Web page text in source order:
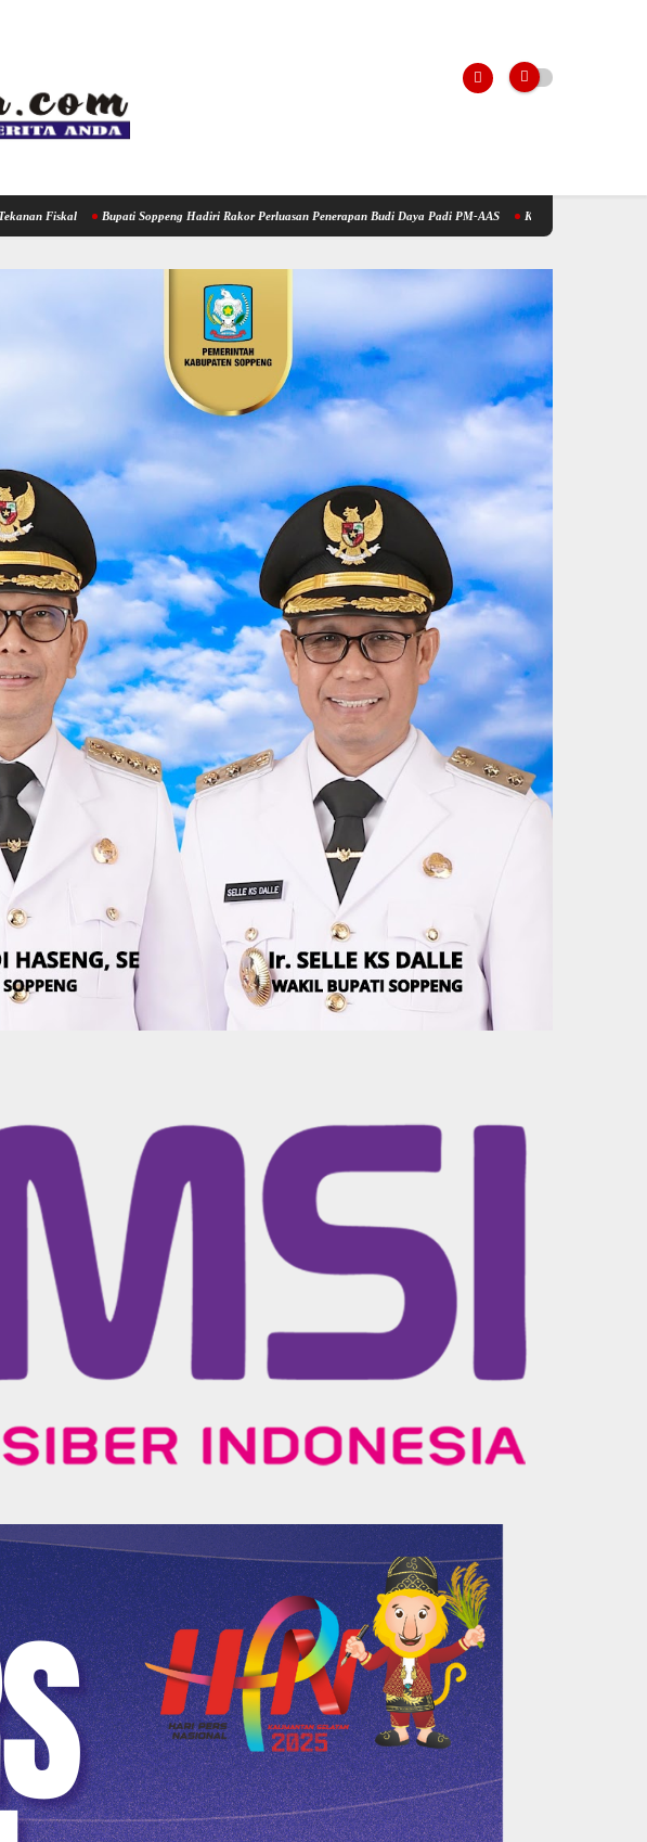
Bupati Soppeng Hadiri Rakor Perluasan Penerapan Budi Daya Padi PM-AAS Kementerian Pertanian Gelar Sosialisasi